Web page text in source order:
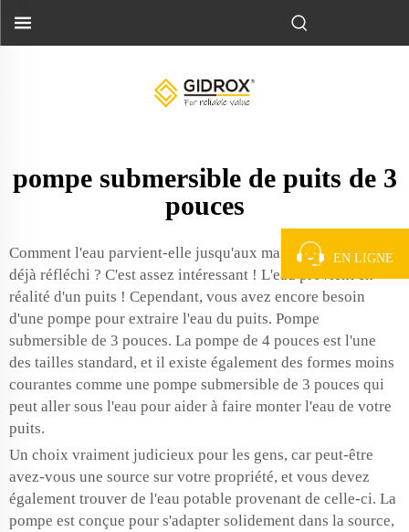
pompe submersible de puits de 3
pouces
Comment l'eau parvient-elle jusqu'aux maisons, y avez-vous
déjà réfléchi ? C'est assez intéressant ! L'eau provient en
réalité d'un puits ! Cependant, vous avez encore besoin
d'une pompe pour extraire l'eau du puits. Pompe
submersible de 3 pouces. La pompe de 4 pouces est l'une
des tailles standard, et il existe également des formes moins
courantes comme une pompe submersible de 3 pouces qui
peut aller sous l'eau pour aider à faire monter l'eau de votre
puits.
Un choix vraiment judicieux pour les gens, car peut-être
avez-vous une source sur votre propriété, et vous devez
également trouver de l'eau potable provenant de celle-ci. La
pompe est conçue pour s'adapter solidement dans la source,
EN LIGNE